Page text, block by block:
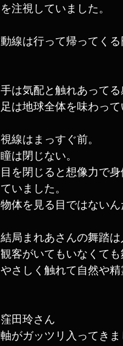
を注視していました。
動線は行って帰ってくる
手は気配と触れあってる
足は地球全体を味わって
視線はまっすぐ前。
瞳は閉じない。
目を閉じると想像力で
ていました。
物体を見る目ではない
結局まれあさんの舞踏
観客がいてもいなくても
やさしく触れて自然や
窪田玲さん
軸がガッツリ入ってきま